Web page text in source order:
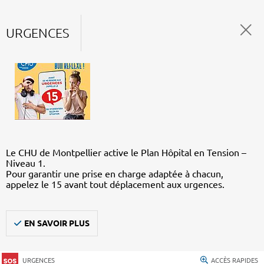
URGENCES
Le CHU de Montpellier active le Plan Hôpital en Tension –
Niveau 1.
Pour garantir une prise en charge adaptée à chacun,
appelez le 15 avant tout déplacement aux urgences.
EN SAVOIR PLUS
URGENCES ACCÈS RAPIDES